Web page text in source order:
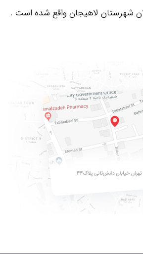
شهرستان لاهیجان واقع شده است .